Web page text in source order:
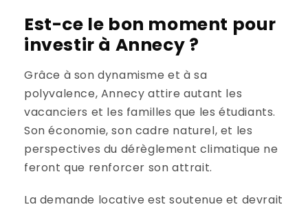
Est-ce le bon moment pour
investir à Annecy ?
Grâce à son dynamisme et à sa
polyvalence, Annecy attire autant les
vacanciers et les familles que les étudiants.
Son économie, son cadre naturel, et les
perspectives du dérèglement climatique ne
feront que renforcer son attrait.
La demande locative est soutenue et devrait